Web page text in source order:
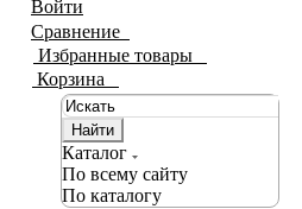
Войти
Сравнение
Избранные товары
Корзина
Найти
Каталог
По всему сайту
По каталогу